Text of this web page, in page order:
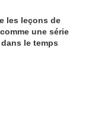
les leçons de
une série
le temps